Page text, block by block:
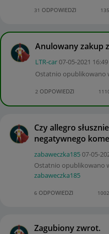
31 ODPOWIEDZI
Anulowany zakup
LTR-car‎07-05-2021 16:49
Ostatnio opublikowano
2 ODPOWIEDZI
Czy allegro
negatywnego
zabaweczka185‎07-05-
Ostatnio opublikowano
zabaweczka185
6 ODPOWIEDZI 1002
Zagubiony zwrot.